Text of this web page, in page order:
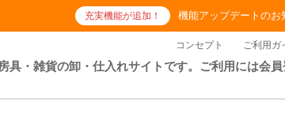
充実機能が追加！ 機能アップデートのお
コンセプト ご利用ガ
具・雑貨の卸・仕入れサイトです。ご利用には会員